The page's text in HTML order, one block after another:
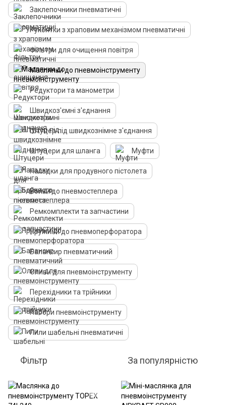
Заклепочники пневматичні
Рукоятки з храповим механізмом пневматичні
Фільтри для очищення повітря
Маслянки до пневмоінструменту
Редуктори та манометри
Швидкоз'ємні з'єднання
Штуцер під швидкознімне з'єднання
Штуцери для шланга Муфти
Насадки для продувного пістолета
Бойки до пневмостеплера
Ремкомплекти та запчастини
Пружини до пневмоперфоратора
Балансир пневматичний
Оливи для пневмоінструменту
Перехідники та трійники
Набори пневмоінструменту
Пили шабельні пневматичні
Фільтр За популярністю